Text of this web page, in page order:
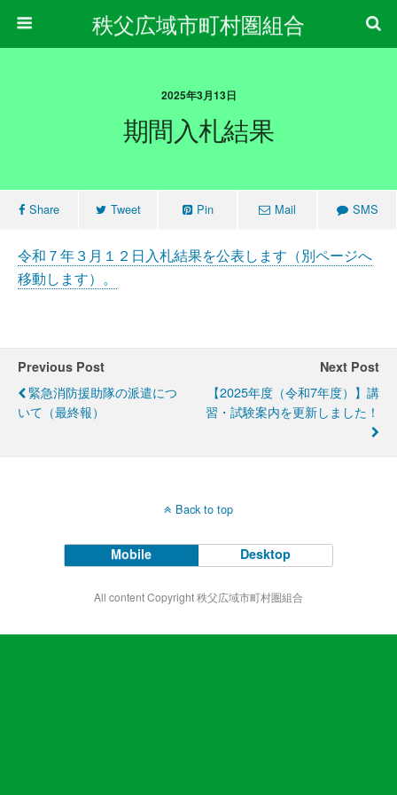
秩父広域市町村圏組合
2025年3月13日
期間入札結果
Share Tweet Pin Mail SMS
令和７年３月１２日入札結果を公表します（別ページへ
移動します）。
Previous Post
緊急消防援助隊の派遣につ
いて（最終報）
Next Post
【2025年度（令和7年度）】講
習・試験案内を更新しました！
Back to top
Mobile Desktop
All content Copyright 秩父広域市町村圏組合